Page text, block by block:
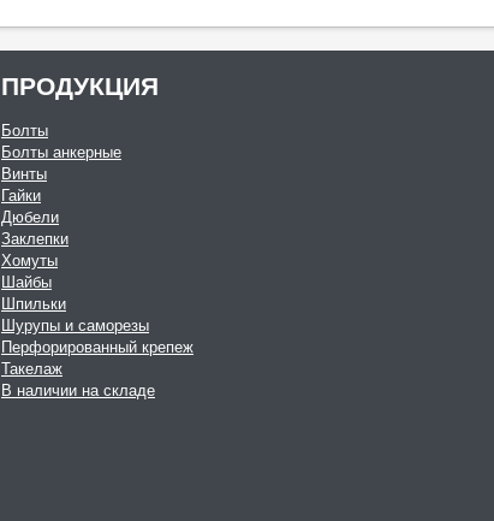
ПРОДУКЦИЯ
Болты
Болты анкерные
Винты
Гайки
Дюбели
Заклепки
Хомуты
Шайбы
Шпильки
Шурупы и саморезы
Перфорированный крепеж
Такелаж
В наличии на складе